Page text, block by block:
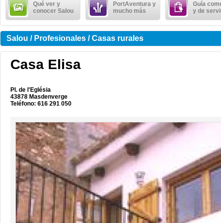
Qué ver y
conocer Salou
PortAventura y
mucho más
Guía
y de
Salou / Profesionales / Casas rurales
Casa Elisa
Pl. de l'Eglésia
43878 Masdenverge
Teléfono: 616 291 050